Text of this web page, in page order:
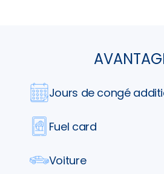
Jours de congé
Fuel card
Voiture